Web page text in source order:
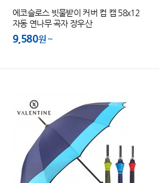
에코슬로스 빗물받이 커버 컵 캡 58x12
자동 연나무 곡자 장우산
9,580원